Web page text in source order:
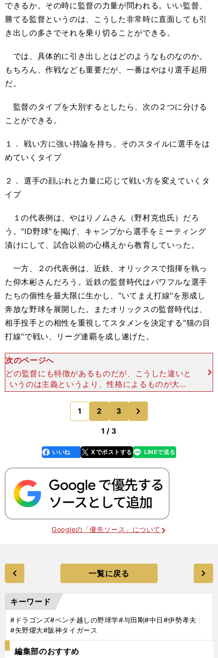
できるか。その時に監督の力量が問われる。いい監督、
勝てる監督というのは、こうした非常時に直面しても引
き出しの多さでそれを乗り切ることができる。
では、具体的に引き出しとはどのようなものなのか。
もちろん、作戦なども重要だが、一番はやはり選手起用
だ。
監督のタイプを大別するとしたら、次の２つに分ける
ことができる。
１．
戦い方に強い持論を持ち、そのスタイルに選手をは
めていくタイプ
２．
選手の顔ぶれと力量に応じて戦い方を変えていくタ
イプ
１の代表例は、やはりノムさん（野村克也氏）だろ
う。"ID野球"を掲げ、キャンプから選手をミーティング
漬けにして、試合以前の心構えから教育していった。
一方、２の代表例は、近鉄、オリックスで指揮を執っ
た仰木彬さんだろう。近鉄の監督時代はパワフルな選手
たちの個性を最大限に生かし、"いて まえ打線"を形成し
奔放な野球を展開した。またオリックスの監督時代は、
相手投手との相性を重視してスタメンを決定する"猫の目
打線"で戦い、リーグ連覇を成し遂げた。
次のページへ
どの監督にも特徴があるものだが、こうした違いと
いうのは主義というより、性格によるものが大き
い。 たとえば、広島の緒方孝市監督は自分のスタ
イルに選手をはめていくタイプだし、逆にヤクルト
の小川淳司監督は
1 2 3
1 / 3
faceboo
k
いいね Xでポストする
line LINEで送る
Googleの「優先ソース」について
一覧に戻る
キーワード
#ドラゴンズ#ベンチ越しの野球学#与田剛#中日#伊勢孝夫
#矢野燿大#阪神タイガース
編集部のおすすめ